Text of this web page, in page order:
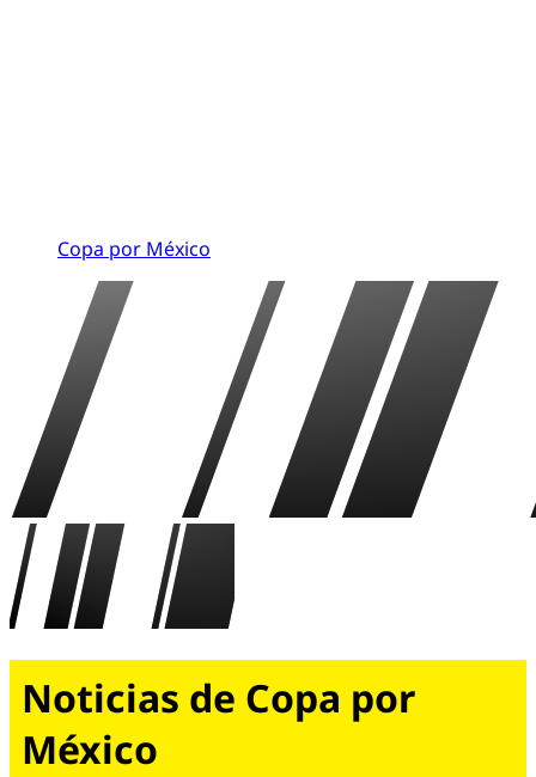
Copa por México
Noticias de Copa por
México